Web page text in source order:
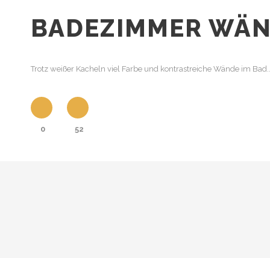
BADEZIMMER
Trotz weißer Kacheln viel Farbe und kontrastreiche Wände im
0 52